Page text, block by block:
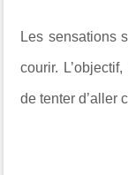
Les sensations
courir.
de tenter d’aller